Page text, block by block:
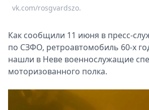
vk.com/rosgvardszo.
Как сообщили 11 июня в пресс-
по СЗФО, ретроавтомобиль 60-х
нашли в Неве военнослужащие
моторизованного полка.